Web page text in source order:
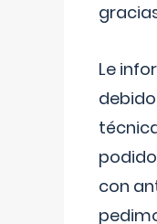
Le
con